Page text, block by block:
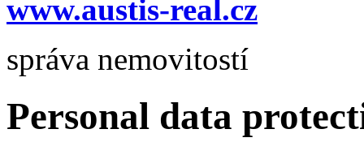
www.austis-real.cz
správa nemovitostí
Personal data